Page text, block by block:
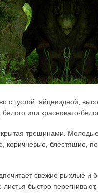
с густой, яйцевидной,
или красновато-
трещинами.
коричневые, блестящие,
свежие рыхлые
быстро